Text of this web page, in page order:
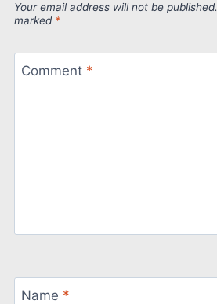
Your email address will not be published.
marked *
Comment *
Name *